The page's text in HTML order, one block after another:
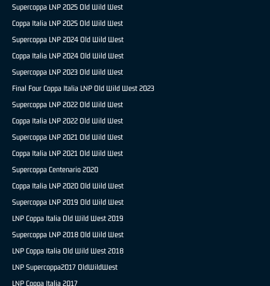
Supercoppa LNP 2025 Old Wild West
Coppa Italia LNP 2025 Old Wild West
Supercoppa LNP 2024 Old Wild West
Coppa Italia LNP 2024 Old Wild West
Supercoppa LNP 2023 Old Wild West
Final Four Coppa Italia LNP Old Wild West 2023
Supercoppa LNP 2022 Old Wild West
Coppa Italia LNP 2022 Old Wild West
Supercoppa LNP 2021 Old Wild West
Coppa Italia LNP 2021 Old Wild West
Supercoppa Centenario 2020
Coppa Italia LNP 2020 Old Wild West
Supercoppa LNP 2019 Old Wild West
LNP Coppa Italia Old Wild West 2019
Supercoppa LNP 2018 Old Wild West
LNP Coppa Italia Old Wild West 2018
LNP Supercoppa2017 OldWildWest
LNP Coppa Italia 2017